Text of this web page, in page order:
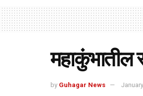
महाकुंभातील
by Guhagar News